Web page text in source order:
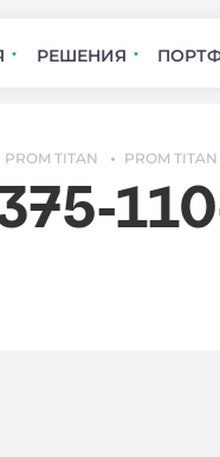
РЕШЕНИЯ
PROM TITAN PROM TITAN